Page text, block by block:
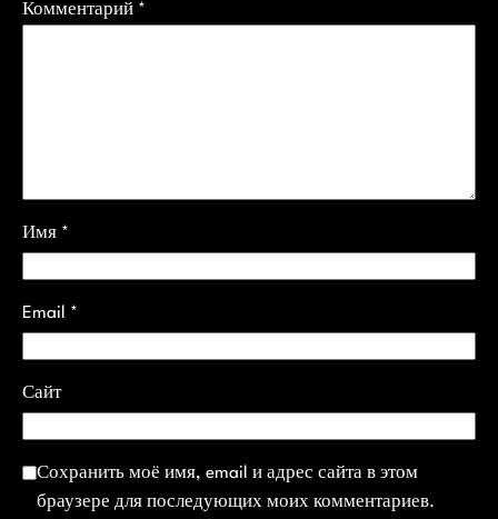
Комментарий *
Имя *
Email *
Сайт
Сохранить моё имя, email и адрес сайта в этом
браузере для последующих моих комментариев.